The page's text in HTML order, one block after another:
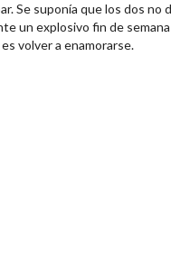
Se suponía que los dos no
un explosivo fin de
volver a enamorarse.